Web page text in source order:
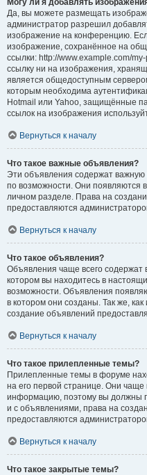
Могу ли я добавлять
Да, вы можете размещать
администратор разрешил
изображение на конференцию.
изображение, сохранённое на
ссылки: http://www.example.com/
ссылку ни на изображения,
является общедоступным
которым необходима
Hotmail или Yahoo, защищённые
ссылок на изображения
Вернуться к началу
Что такое важные объявления?
Эти объявления содержат
по возможности. Они появляются
личном разделе. Права на
предоставляются
Вернуться к началу
Что такое объявления?
Объявления чаще всего
котором вы находитесь в
возможности. Объявления
в котором они созданы. Так же,
создание объявлений
Вернуться к началу
Что такое прилепленные темы?
Прилепленные темы в форуме
на его первой странице. Они чаще
информацию, поэтому вы должны
и с объявлениями, права на
предоставляются
Вернуться к началу
Что такое закрытые темы?